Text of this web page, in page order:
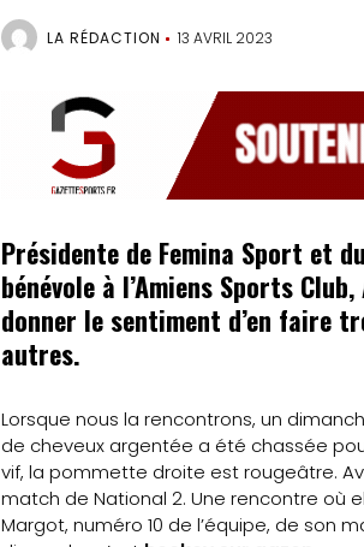
LA RÉDACTION 13 AVRIL 2023
Présidente de Femina Sport et
bénévole à l’Amiens Sports
donner le sentiment d’en faire
autres.
Lorsque nous la rencontrons, un
de cheveux argentée a été chassée
vif, la pommette droite est rougeâtre.
match de National 2. Une rencontre où
Margot, numéro 10 de l’équipe, de son